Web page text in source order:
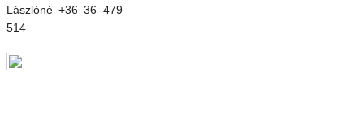
Lászlóné +36 36 479
514